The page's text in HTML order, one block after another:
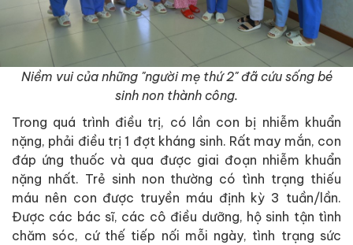
Niềm vui của những "người mẹ thứ 2" đã cứu sống bé
sinh non thành công.
Trong quá trình điều trị, có lần con bị nhiễm khuẩn
nặng, phải điều trị 1 đợt kháng sinh. Rất may mắn, con
đáp ứng thuốc và qua được giai đoạn nhiễm khuẩn
nặng nhất. Trẻ sinh non thường có tình trạng thiếu
máu nên con được truyền máu định kỳ 3 tuần/lần.
Được các bác sĩ, các cô điều dưỡng, hộ sinh tận tình
chăm sóc, cứ thế tiếp nối mỗi ngày, tình trạng sức